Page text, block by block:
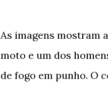
As imagens mostram
moto e um dos
de fogo em punho. O